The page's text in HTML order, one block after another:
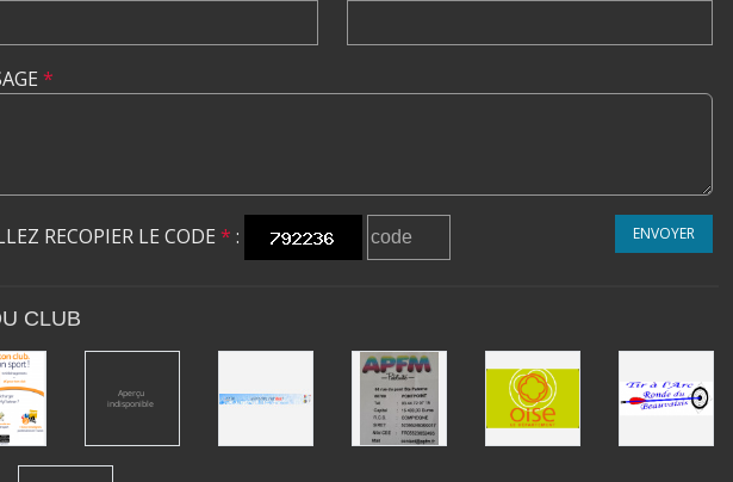
*
RECOPIER LE CODE * : ENVOYER
CLUB